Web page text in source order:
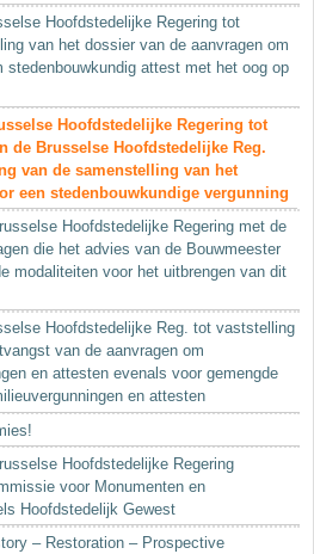
Hoofdstedelijke Regering tot
van het dossier van de aanvragen om
stedenbouwkundig attest met het oog op
Hoofdstedelijke Regering tot
de Brusselse Hoofdstedelijke Reg.
van de samenstelling van het
een stedenbouwkundige vergunning
Hoofdstedelijke Regering met de
die het advies van de Bouwmeester
modaliteiten voor het uitbrengen van dit
Hoofdstedelijke Reg. tot vaststelling
van de aanvragen om
en attesten evenals voor gemengde
en attesten
Hoofdstedelijke Regering
voor Monumenten en
Hoofdstedelijk Gewest
– Restoration – Prospective